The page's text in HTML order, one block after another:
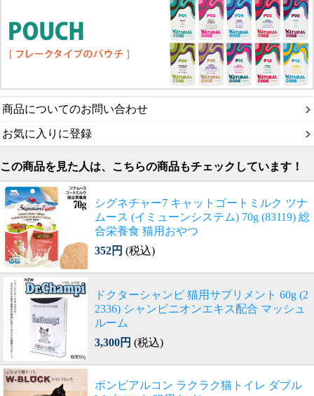
商品についてのお問い合わせ
お気に入りに登録
この商品を見た人は、こちらの商品もチェックしています！
シグネチャー7 キャットゴートミルク ツナ
ムース (イミューンシステム) 70g (83119) 総
合栄養食 猫用おやつ
352円 (税込)
ドクターシャンピ 猫用サプリメント 60g (2
2336) シャンピニオンエキス配合 マッシュ
ルーム
3,300円 (税込)
ボンビアルコン ラクラク猫トイレ ダブル